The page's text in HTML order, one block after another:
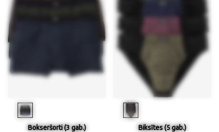
Bokseršorti (3 gab.)
Biksītes (5 gab.)